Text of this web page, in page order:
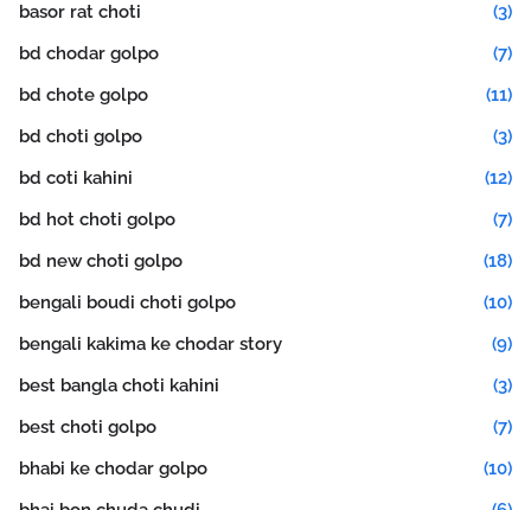
basor rat choti
(3)
bd chodar golpo
(7)
bd chote golpo
(11)
bd choti golpo
(3)
bd coti kahini
(12)
bd hot choti golpo
(7)
bd new choti golpo
(18)
bengali boudi choti golpo
(10)
bengali kakima ke chodar story
(9)
best bangla choti kahini
(3)
best choti golpo
(7)
bhabi ke chodar golpo
(10)